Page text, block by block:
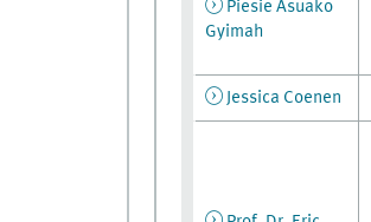
Piesie Asuako
Gyimah
Jessica Coenen